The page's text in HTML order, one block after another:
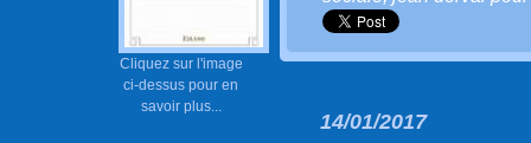
Cliquez sur l'image
ci-dessus pour en
savoir plus...
14/01/2017